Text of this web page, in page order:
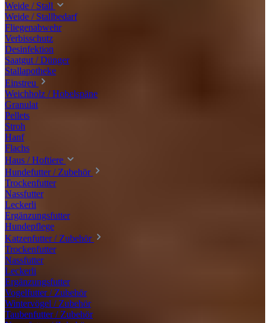
Weide / Stall
Weide / Stallbedarf
Fliegenabwehr
Verbisschutz
Desinfektion
Saatgut / Dünger
Stallapotheke
Einstreu
Weichholz / Hobelspäne
Granulat
Pellets
Stroh
Hanf
Flachs
Haus / Hoftiere
Hundefutter / Zubehör
Trockenfutter
Nassfutter
Leckerli
Ergänzungsfutter
Hundepflege
Katzenfutter / Zubehör
Trockenfutter
Nassfutter
Leckerli
Ergänzungsfutter
Vogelfutter / Zubehör
Wintervögel / Zubehör
Taubenfutter / Zubehör